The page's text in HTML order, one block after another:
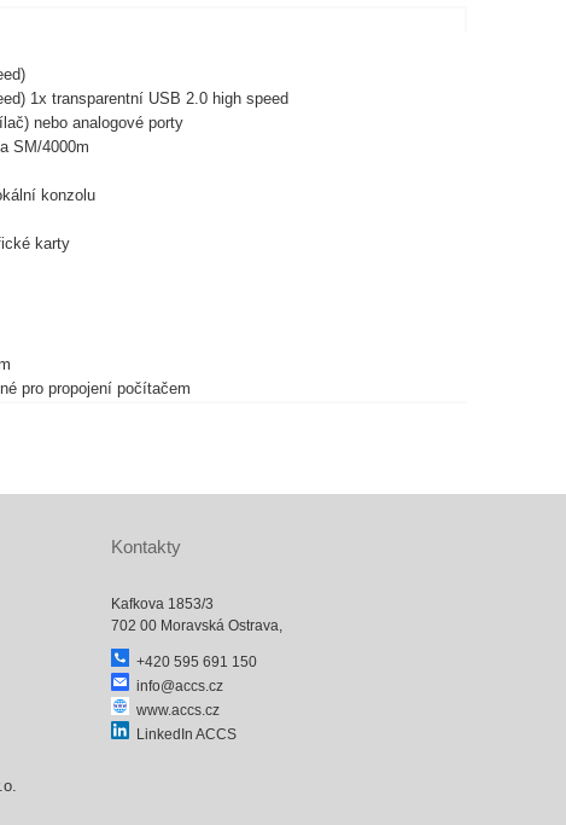
1x transparentní USB 2.0 high speed
nebo analogové porty
SM/4000m
konzolu
karty
pro propojení počítačem
Kontakty
Kafkova 1853/3
702 00 Moravská Ostrava,
+420 595 691 150
info@accs.cz
www.accs.cz
LinkedIn ACCS